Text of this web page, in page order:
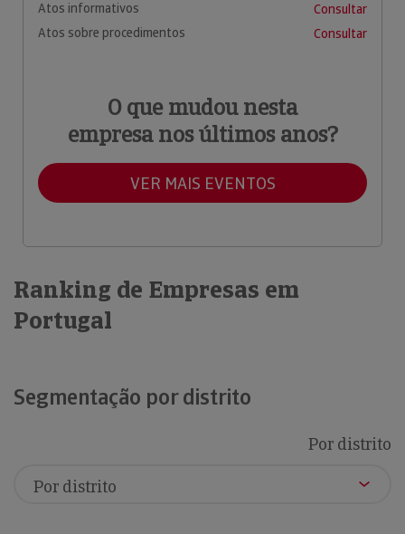
Atos informativos
Consultar
Atos sobre procedimentos
Consultar
O que mudou nesta
empresa nos últimos anos?
VER MAIS EVENTOS
Ranking de Empresas em
Portugal
Segmentação por distrito
Por distrito